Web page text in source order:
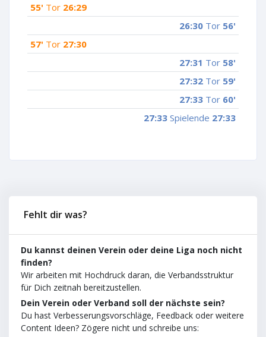
55' Tor 26:29
26:30 Tor 56'
57' Tor 27:30
27:31 Tor 58'
27:32 Tor 59'
27:33 Tor 60'
27:33 Spielende 27:33
Fehlt dir was?
Du kannst deinen Verein oder deine Liga noch nicht
finden?
Wir arbeiten mit Hochdruck daran, die Verbandsstruktur
für Dich zeitnah bereitzustellen.
Dein Verein oder Verband soll der nächste sein?
Du hast Verbesserungsvorschläge, Feedback oder weitere
Content Ideen? Zögere nicht und schreibe uns: